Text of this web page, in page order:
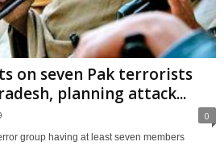
on seven Pak terrorists
planning attack...
0
group having at least seven members